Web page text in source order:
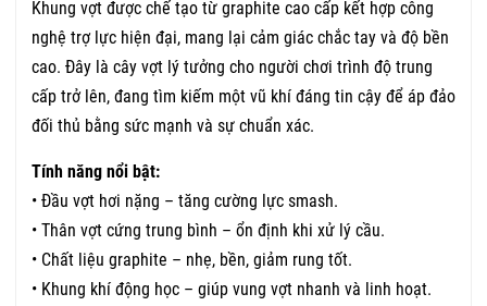
Khung vợt được chế tạo từ graphite cao cấp kết hợp công
nghệ trợ lực hiện đại, mang lại cảm giác chắc tay và độ bền
cao. Đây là cây vợt lý tưởng cho người chơi trình độ trung
cấp trở lên, đang tìm kiếm một vũ khí đáng tin cậy để áp đảo
đối thủ bằng sức mạnh và sự chuẩn xác.
Tính năng nổi bật:
• Đầu vợt hơi nặng – tăng cường lực smash.
• Thân vợt cứng trung bình – ổn định khi xử lý cầu.
• Chất liệu graphite – nhẹ, bền, giảm rung tốt.
• Khung khí động học – giúp vung vợt nhanh và linh hoạt.